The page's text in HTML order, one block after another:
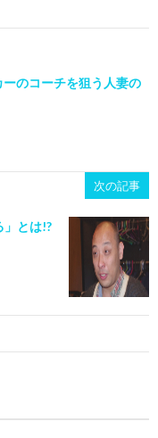
ーのコーチを狙う人妻の
次の記事
」とは!?